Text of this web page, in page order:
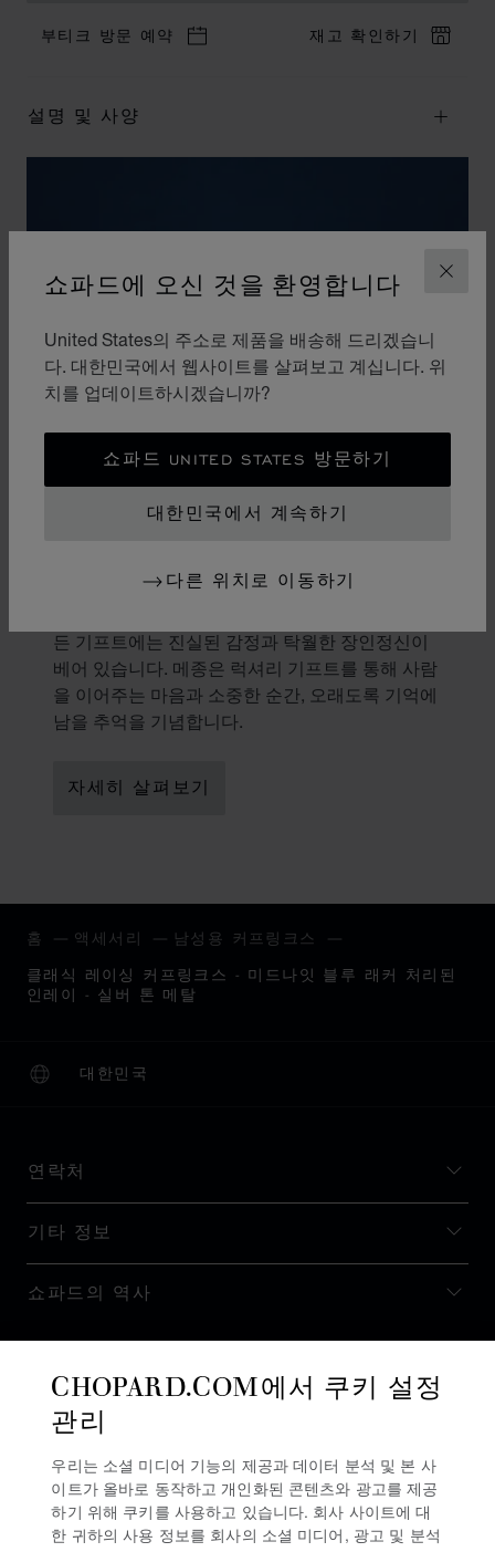
닫기
쇼파드에 오신 것을 환영합니다
United States의 주소로 제품을 배송해 드리겠습니
다. 대한민국에서 웹사이트를 살펴보고 계십니다. 위
치를 업데이트하시겠습니까?
쇼파드 UNITED STATES 방문하기
대한민국에서 계속하기
다른 위치로 이동하기
부티크 방문 예약 재고 확인하기
설명 및 사양
선물의 미학
든 기프트에는 진실된 감정과 탁월한 장인정신이
베어 있습니다. 메종은 럭셔리 기프트를 통해 사람
을 이어주는 마음과 소중한 순간, 오래도록 기억에
남을 추억을 기념합니다.
자세히 살펴보기
홈 액세서리 남성용 커프링크스
클래식 레이싱 커프링크스 - 미드나잇 블루 래커 처리된
인레이 - 실버 톤 메탈
대한민국
현지화(국가 변경)
국가 변경
연락처
기타 정보
쇼파드의 역사
뉴스레터 구독
CHOPARD.COM에서 쿠키 설정
관리
우리는 소셜 미디어 기능의 제공과 데이터 분석 및 본 사
이트가 올바로 동작하고 개인화된 콘텐츠와 광고를 제공
하기 위해 쿠키를 사용하고 있습니다. 회사 사이트에 대
한 귀하의 사용 정보를 회사의 소셜 미디어, 광고 및 분석